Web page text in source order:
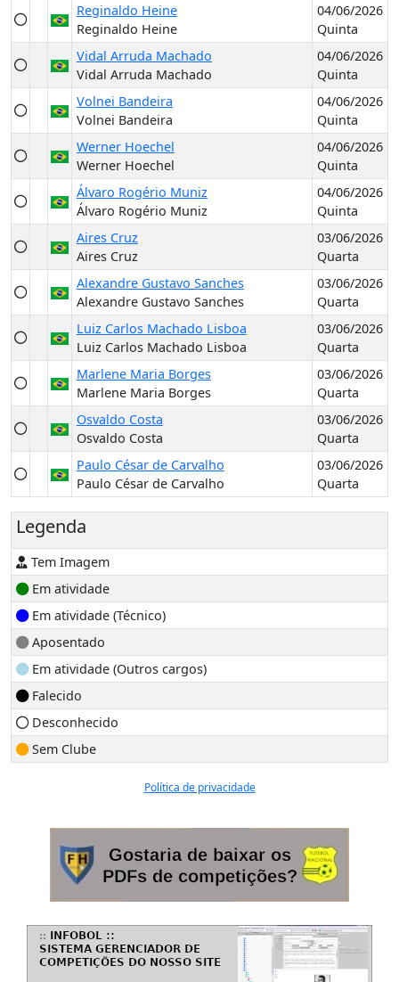
Reginaldo Heine
Reginaldo Heine
04/06/2026
Quinta
Vidal Arruda Machado
Vidal Arruda Machado
04/06/2026
Quinta
Volnei Bandeira
Volnei Bandeira
04/06/2026
Quinta
Werner Hoechel
Werner Hoechel
04/06/2026
Quinta
Álvaro Rogério Muniz
Álvaro Rogério Muniz
04/06/2026
Quinta
Aires Cruz
Aires Cruz
03/06/2026
Quarta
Alexandre Gustavo Sanches
Alexandre Gustavo Sanches
03/06/2026
Quarta
Luiz Carlos Machado Lisboa
Luiz Carlos Machado Lisboa
03/06/2026
Quarta
Marlene Maria Borges
Marlene Maria Borges
03/06/2026
Quarta
Osvaldo Costa
Osvaldo Costa
03/06/2026
Quarta
Paulo César de Carvalho
Paulo César de Carvalho
03/06/2026
Quarta
Legenda
Tem Imagem
Em atividade
Em atividade (Técnico)
Aposentado
Em atividade (Outros cargos)
Falecido
Desconhecido
Sem Clube
Política de privacidade